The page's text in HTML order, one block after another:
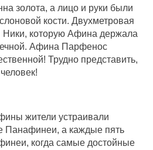
золота, а лицо и руки были
кости. Двухметровая
Ники, которую Афина держала
Афина Парфенос
Трудно представить,
жители устраивали
Панафинеи, а каждые пять
когда самые достойные